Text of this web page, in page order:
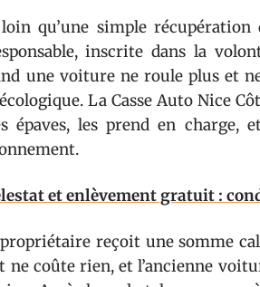
qu’une simple récupération
inscrite dans la
une voiture ne roule plus et
La Casse Auto Nice
épaves, les prend en charge,
et enlèvement gratuit :
reçoit une somme
ne coûte rien, et l’ancienne